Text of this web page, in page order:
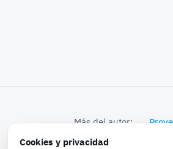
Más del autor:
Cookies y privacidad